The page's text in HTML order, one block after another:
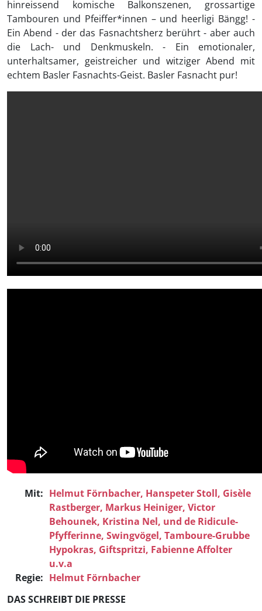
hinreissend komische Balkonszenen, grossartige
Tambouren und Pfeiffer*innen – und heerligi Bängg! -
Ein Abend - der das Fasnachtsherz berührt - aber auch
die Lach- und Denkmuskeln. - Ein emotionaler,
unterhaltsamer, geistreicher und witziger Abend mit
echtem Basler Fasnachts-Geist. Basler Fasnacht pur!
Mit: Helmut Förnbacher, Hanspeter Stoll, Gisèle
Rastberger, Markus Heiniger, Victor
Behounek, Kristina Nel, und de Ridicule-
Pfyfferinne, Swingvögel, Tamboure-Grubbe
Hypokras, Giftspritzi, Fabienne Affolter
u.v.a
Regie: Helmut Förnbacher
DAS SCHREIBT DIE PRESSE